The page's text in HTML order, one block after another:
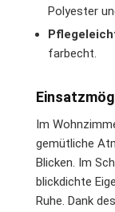
Polyester
farbecht.
Im
gemütliche
Blicken. Im
blickdichte
Ruhe. Dank